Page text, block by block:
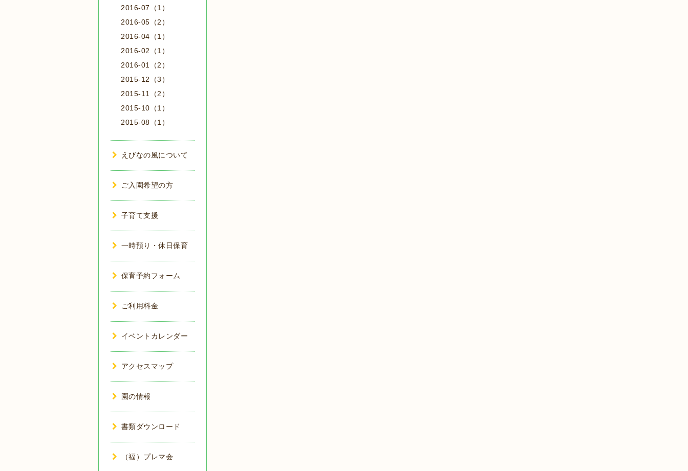
2016-07（1）
2016-05（2）
2016-04（1）
2016-02（1）
2016-01（2）
2015-12（3）
2015-11（2）
2015-10（1）
2015-08（1）
えびなの風について
ご入園希望の方
子育て支援
一時預り・休日保育
保育予約フォーム
ご利用料金
イベントカレンダー
アクセスマップ
園の情報
書類ダウンロード
（福）プレマ会